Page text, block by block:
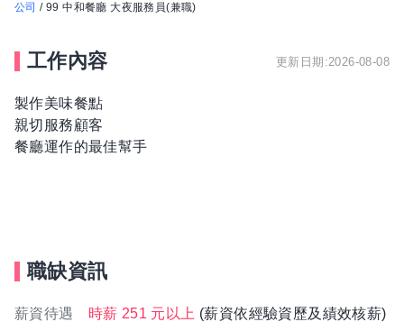
公司 /99 中和餐廳 大夜服務員(兼職)
工作內容 更新日期:2026-08-08
製作美味餐點
親切服務顧客
餐廳運作的最佳幫手
職缺資訊
薪資待遇 時薪 251 元以上 (薪資依經驗資歷及績效核薪)